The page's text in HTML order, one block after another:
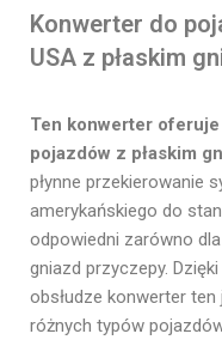
Konwerter do
USA z płaskim
Ten konwerter
pojazdów z płaskim
płynne przekierowanie
amerykańskiego do
odpowiedni zarówno
gniazd przyczepy.
obsłudze konwerter
różnych typów